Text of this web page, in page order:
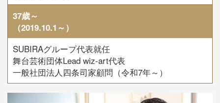
37歳～
（2019.10.1～）
SUBIRAグループ代表就任
舞台芸術団体Lead wiz-art代表
一般社団法人四条司家顧問（令和7年～）